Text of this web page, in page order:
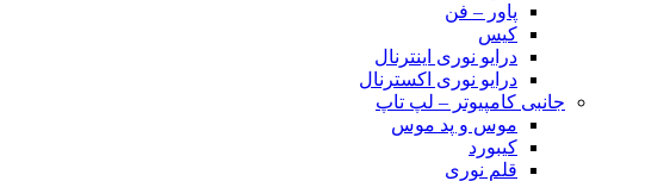
پاور – فن
کیس
درایو نوری اینترنال
درایو نوری اکسترنال
جانبی کامپیوتر – لپ تاپ
موس و پد موس
کیبورد
قلم نوری